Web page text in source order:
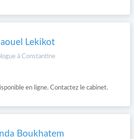
Lekikot
à Constantine
en ligne. Contactez le cabinet.
Boukhatem